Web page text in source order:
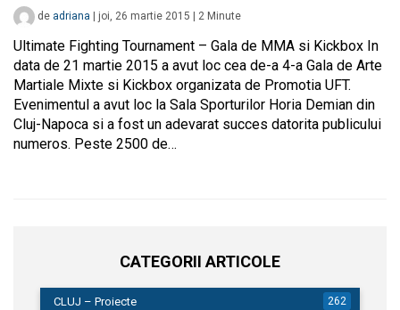
de adriana joi, 26 martie 2015 2 Minute
Ultimate Fighting Tournament – Gala de MMA si Kickbox In
data de 21 martie 2015 a avut loc cea de-a 4-a Gala de Arte
Martiale Mixte si Kickbox organizata de Promotia UFT.
Evenimentul a avut loc la Sala Sporturilor Horia Demian din
Cluj-Napoca si a fost un adevarat succes datorita publicului
numeros. Peste 2500 de…
CATEGORII ARTICOLE
CLUJ – Proiecte 262